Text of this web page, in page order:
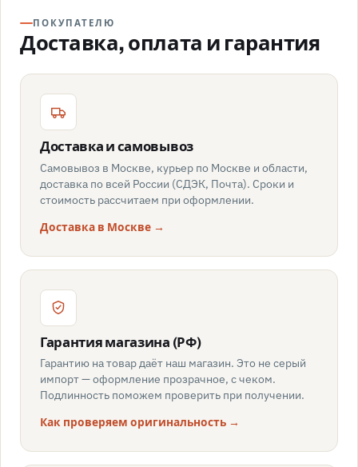
ПОКУПАТЕЛЮ
Доставка, оплата и гарантия
Доставка и самовывоз
Самовывоз в Москве, курьер по Москве и области,
доставка по всей России (СДЭК, Почта). Сроки и
стоимость рассчитаем при оформлении.
Доставка в Москве →
Гарантия магазина (РФ)
Гарантию на товар даёт наш магазин. Это не серый
импорт — оформление прозрачное, с чеком.
Подлинность поможем проверить при получении.
Как проверяем оригинальность →